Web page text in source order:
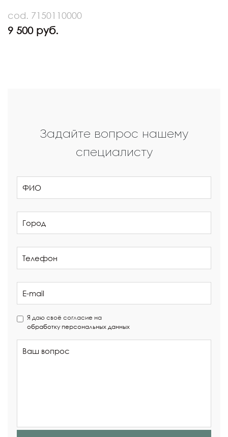
cod. 7150110000
9 500 руб.
Задайте вопрос нашему
специалисту
Я даю своё согласие на
обработку персональных данных